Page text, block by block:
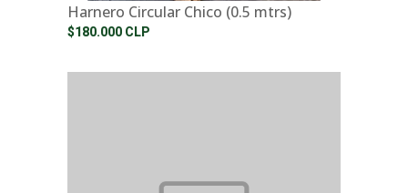
Harnero Circular Chico (0.5 mtrs)
$180.000 CLP